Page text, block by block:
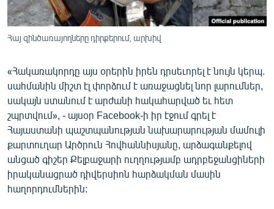
ՄԵԿՆԱԲԱՆՈՒԹՅՈՒՆ
ՏՏ ԵՒ ԻՆՏԵՐՆԵՏ
ԱՐԽԻՎ
ՏԵՍԱՆՅՈՒԹԵՐ
ԲԱՆԱՎԵՃ
ՁԳՏԵԼՈՎ ԼԱՎԱԳՈՒՅՆԻՆ
ՓՈԴՔԱՍԹ
Հայերեն
Հայ զինծառայողները դիրքերում, արխիվ
«Հակառակորդը այս օրերին իրեն դրսեւորել է նույն կերպ.
սահմանին միշտ էլ փորձում է առաջացնել նոր լարումներ,
սակայն ստանում է արժանի հակահարված եւ հետ
շպրտվում», - այսօր Facebook-ի իր էջում գրել է
Հայաստանի պաշտպանության նախարարության մամուլի
քարտուղար Արծրուն Հովհաննիսյանը, արձագանքելով
անցած գիշեր Քելբաջարի ուղղությամբ ադրբեջանցիների
իրականացրած դիվերսիոն հարձակման մասին
հաղորդումներին: